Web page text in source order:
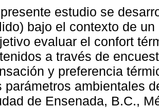
estudio se
bajo el contexto de
evaluar el confort
a través de
y preferencia
parámetros ambientales
de Ensenada, B.C.,